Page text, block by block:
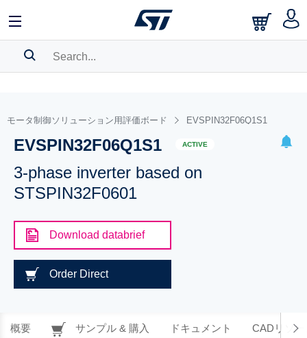
BOOKMARK
Pleaselog into show your saved searches.
モータ制御ソリューション用評価ボード EVSPIN32F06Q1S1
EVSPIN32F06Q1S1 ACTIVE
3-phase inverter based on
STSPIN32F0601
Download databrief
Order Direct
概要 サンプル & 購入 ドキュメント CADリソー